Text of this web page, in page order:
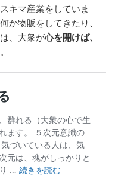
キマ産業をしていま
か物販をしてきたり、
、大衆が心を開けば、